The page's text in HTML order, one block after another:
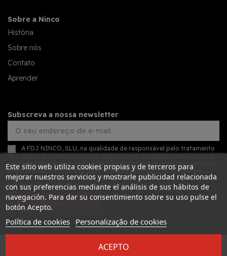
Sobre a Ninco
História
Sobre nós
Contato
Aprender
Subscreva a nossa newsletter
A FDJ NINCO, SLU, na qualidade de responsável pelo tratamento
nossa newsletter com novidades comerciais sobre os nossos serviços.
Pode aceder, retificar e apagar os seus dados, bem como exercer
outros direitos, consultando as informações adicionais detalhadas
sobre proteção de dados na nossa política de privacidade
SUBSCREVER
Desarrollado por
Este sitio web utiliza cookies propias y de terceros para
mejorar nuestros servicios y mostrarle publicidad relacionada
con sus preferencias mediante el análisis de sus hábitos de
navegación. Para dar su consentimiento sobre su uso pulse el
botón Acepto.
Política de cookies Personalização de cookies
ACEPTO